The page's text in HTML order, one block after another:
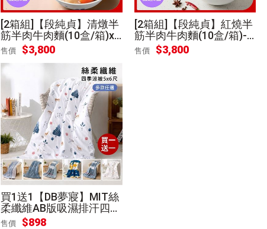
[2箱組]【段純貞】清燉半
筋半肉牛肉麵(10盒/箱)x
再送3盒
售價 $3,800
[2箱組]【段純貞】紅燒半
筋半肉牛肉麵(10盒/箱)-
再送3盒
售價 $3,800
買1送1【DB夢寢】MIT絲
柔纖維AB版吸濕排汗四季
涼被
售價 $898